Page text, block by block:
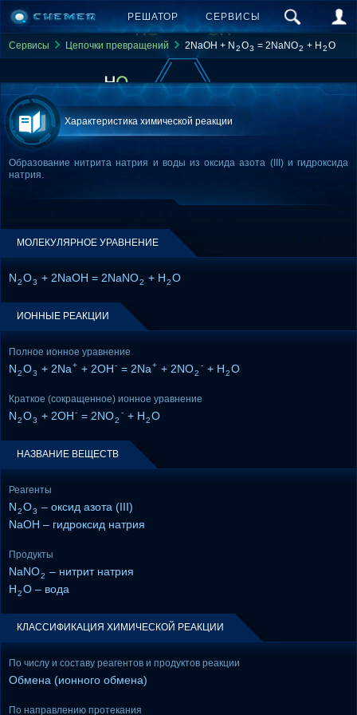
РЕШАТОР СЕРВИСЫ
Сервисы Цепочки превращений 2NaOH + N 2O3 = 2NaNO2 + H 2O
Характеристика химической реакции
Образование нитрита натрия и воды из оксида азота (III) и гидроксида
натрия.
МОЛЕКУЛЯРНОЕ УРАВНЕНИЕ
N2O3 + 2NaOH = 2NaNO2 + H2O
ИОННЫЕ РЕАКЦИИ
Полное ионное уравнение
N2O3 + 2Na+ + 2OH- = 2Na+ + 2NO2
- + H2O
Краткое (сокращенное) ионное уравнение
N2O3 + 2OH- = 2NO2
- + H2O
НАЗВАНИЕ ВЕЩЕСТВ
Реагенты
N2O3 – оксид азота (III)
NaOH – гидроксид натрия
Продукты
NaNO2 – нитрит натрия
H2O – вода
КЛАССИФИКАЦИЯ ХИМИЧЕСКОЙ РЕАКЦИИ
По числу и составу реагентов и продуктов реакции
Обмена (ионного обмена)
По направлению протекания